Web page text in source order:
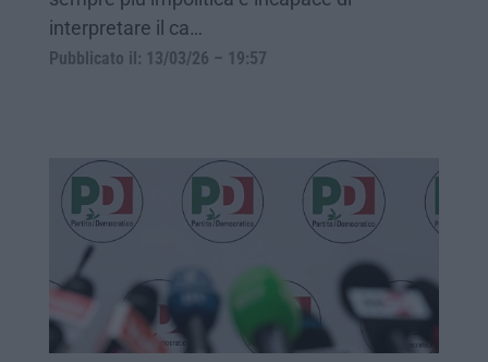
interpretare il ca…
Pubblicato il: 13/03/26 – 19:57